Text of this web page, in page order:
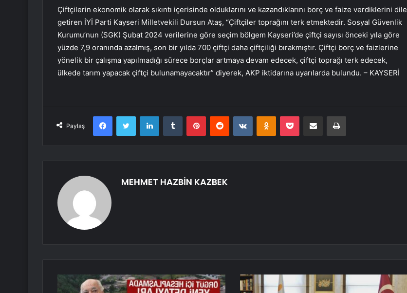
Çiftçilerin ekonomik olarak sıkıntı içerisinde olduklarını ve kazandıklarını borç ve faize verdiklerini dile
getiren İYİ Parti Kayseri Milletvekili Dursun Ataş, “Çiftçiler toprağını terk etmektedir. Sosyal Güvenlik
Kurumu’nun (SGK) Şubat 2024 verilerine göre seçim bölgem Kayseri’de çiftçi sayısı önceki yıla göre
yüzde 7,9 oranında azalmış, son bir yılda 700 çiftçi daha çiftçiliği bırakmıştır. Çiftçi borç ve faizlerine
yönelik bir çalışma yapılmadığı sürece borçlar artmaya devam edecek, çiftçi toprağı terk edecek,
ülkede tarım yapacak çiftçi bulunamayacaktır” diyerek, AKP iktidarına uyarılarda bulundu. – KAYSERİ
Paylaş
FacebookTwitter LinkedInTumblr PinterestReddit VKontakteOdnoklassniki
Pocket E-Posta ile paylaş Yazdır
MEHMET HAZBİN KAZBEK